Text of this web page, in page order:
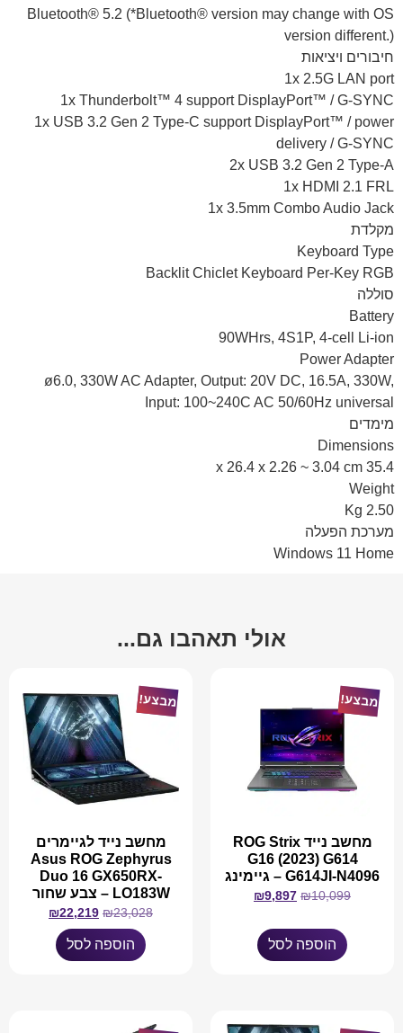
Bluetooth® 5.2 (*Bluetooth® version may change with OS
version different.)
חיבורים ויציאות
1x 2.5G LAN port
1x Thunderbolt™ 4 support DisplayPort™ / G-SYNC
1x USB 3.2 Gen 2 Type-C support DisplayPort™ / power
delivery / G-SYNC
2x USB 3.2 Gen 2 Type-A
1x HDMI 2.1 FRL
1x 3.5mm Combo Audio Jack
מקלדת
Keyboard Type
Backlit Chiclet Keyboard Per-Key RGB
סוללה
Battery
90WHrs, 4S1P, 4-cell Li-ion
Power Adapter
ø6.0, 330W AC Adapter, Output: 20V DC, 16.5A, 330W,
Input: 100~240C AC 50/60Hz universal
מימדים
Dimensions
35.4 x 26.4 x 2.26 ~ 3.04 cm
Weight
2.50 Kg
מערכת הפעלה
Windows 11 Home
אולי תאהבו גם...
מבצע!
מחשב נייד ROG Strix
G16 (2023) G614
G614JI-N4096 – גיימינג
₪10,099
₪9,897
הוספה לסל
מבצע!
מחשב נייד לגיימרים
Asus ROG Zephyrus
Duo 16 GX650RX-
LO183W – צבע שחור
₪23,028
₪22,219
הוספה לסל